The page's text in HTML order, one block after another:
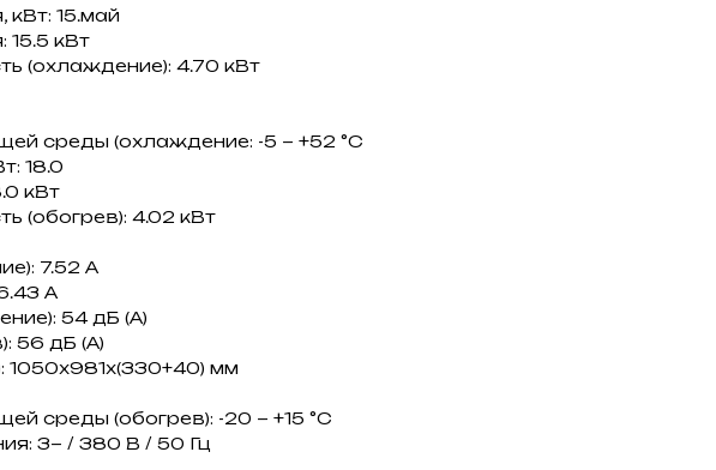
15.май
кВт
(охлаждение): 4.70 кВт
среды (охлаждение: -5 ~ +52 °C
18.0
кВт
(обогрев): 4.02 кВт
7.52 A
A
54 дБ (А)
56 дБ (А)
мм
среды (обогрев): -20 ~ +15 °C
3~ / 380 В / 50 Гц